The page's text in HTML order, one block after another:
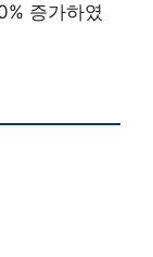
증가하였